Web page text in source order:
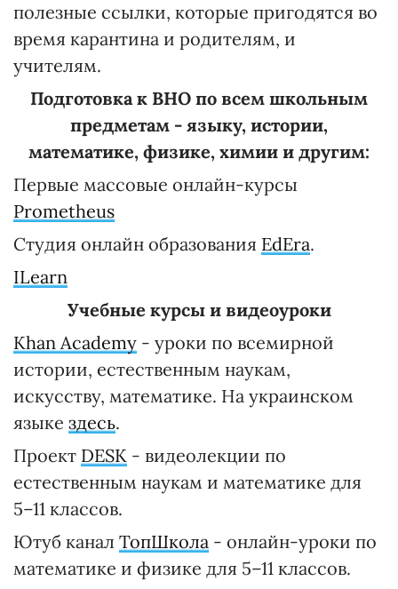
полезные ссылки, которые пригодятся во
время карантина и родителям, и
учителям.
Подготовка к ВНО по всем школьным
предметам - языку, истории,
математике, физике, химии и другим:
Первые массовые онлайн-курсы
Рrometheus
Студия онлайн образования ЕdEra.
ILearn
Учебные курсы и видеоуроки
Khan Academy - уроки по всемирной
истории, естественным наукам,
искусству, математике. На украинском
языке здесь.
Проект DESK - видеолекции по
естественным наукам и математике для
5–11 классов.
Ютуб канал ТопШкола - онлайн-уроки по
математике и физике для 5–11 классов.